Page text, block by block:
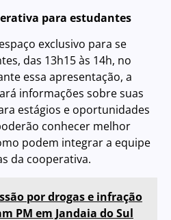
para estudantes
exclusivo para se
das 13h15 às 14h, no
essa apresentação, a
informações sobre suas
estágios e oportunidades
conhecer melhor
podem integrar a equipe
da cooperativa.
por drogas e infração
PM em Jandaia do Sul